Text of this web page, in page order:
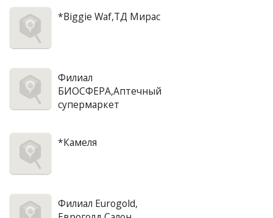
*Biggie Waf,ТД Мирас
Филиал
БИОСФЕРА,Аптечный
супермаркет
*Камеля
Филиал Eurogold,